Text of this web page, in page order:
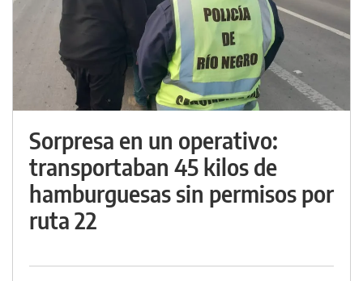
Sorpresa en un operativo:
transportaban 45 kilos de
hamburguesas sin permisos por
ruta 22